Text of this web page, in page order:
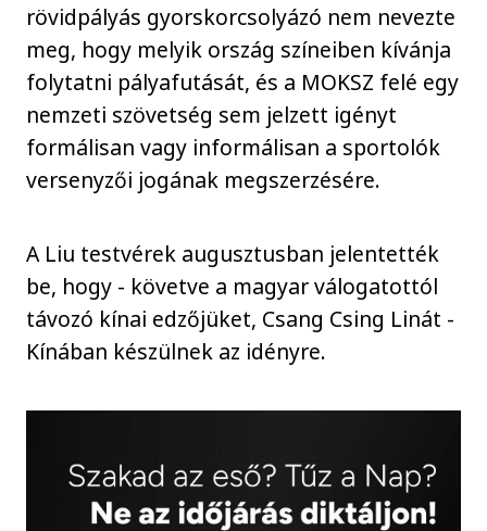
rövidpályás gyorskorcsolyázó nem nevezte
meg, hogy melyik ország színeiben kívánja
folytatni pályafutását, és a MOKSZ felé egy
nemzeti szövetség sem jelzett igényt
formálisan vagy informálisan a sportolók
versenyzői jogának megszerzésére.
A Liu testvérek augusztusban jelentették
be, hogy - követve a magyar válogatottól
távozó kínai edzőjüket, Csang Csing Linát -
Kínában készülnek az idényre.